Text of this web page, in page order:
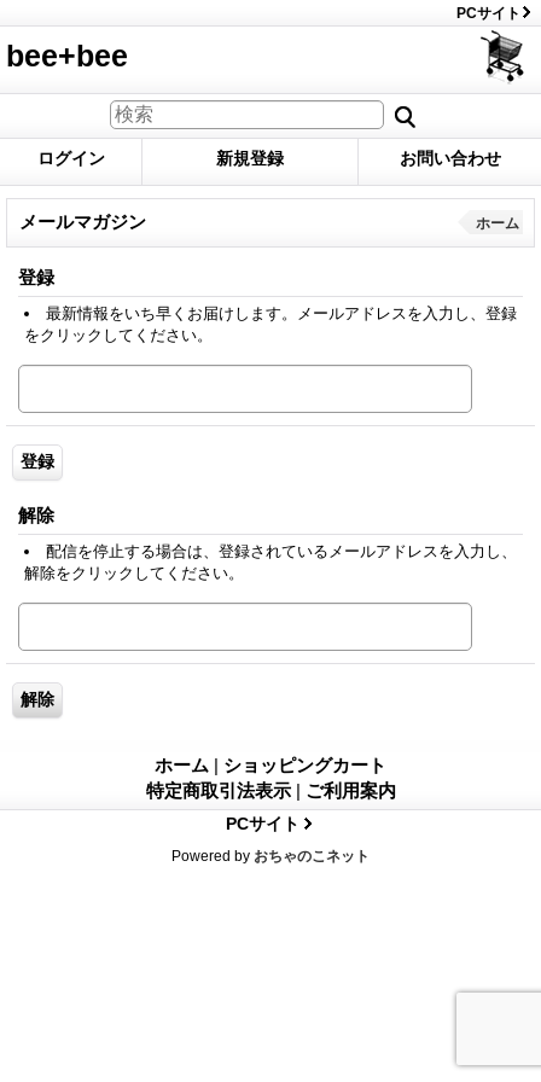
PCサイト
bee+bee
ログイン 新規登録 お問い合わせ
メールマガジン ホーム
登録
最新情報をいち早くお届けします。メールアドレスを入力し、登録
をクリックしてください。
解除
配信を停止する場合は、登録されているメールアドレスを入力し、
解除をクリックしてください。
ホーム | ショッピングカート
特定商取引法表示 | ご利用案内
PCサイト
Powered by おちゃのこネット